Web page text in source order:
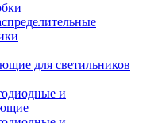
для светильников
и